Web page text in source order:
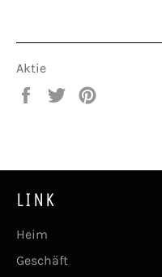
Aktie
Auf
Twitter
LINK
Heim
Geschäft